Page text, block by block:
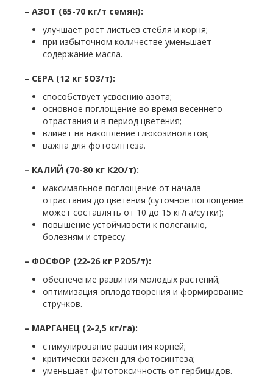
– АЗОТ (65-70 кг/т семян):
улучшает рост листьев стебля и корня;
при избыточном количестве уменьшает
содержание масла.
– СЕРА (12 кг SO3/т):
способствует усвоению азота;
основное поглощение во время весеннего
отрастания и в период цветения;
влияет на накопление глюкозинолатов;
важна для фотосинтеза.
– КАЛИЙ (70-80 кг К2О/т):
максимальное поглощение от начала
отрастания до цветения (суточное поглощение
может составлять от 10 до 15 кг/га/сутки);
повышение устойчивости к полеганию,
болезням и стрессу.
– ФОСФОР (22-26 кг P2O5/т):
обеспечение развития молодых растений;
оптимизация оплодотворения и формирование
стручков.
– МАРГАНЕЦ (2-2,5 кг/га):
стимулирование развития корней;
критически важен для фотосинтеза;
уменьшает фитотоксичность от гербицидов.